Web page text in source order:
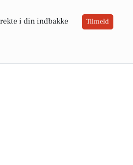
i din indbakke Tilmeld